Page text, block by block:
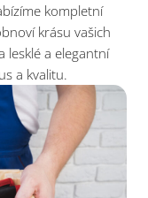
kompletní
krásu vašich
lesklé a elegantní
a kvalitu.